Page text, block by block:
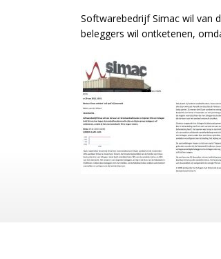
Softwarebedrijf Simac wil van
beleggers wil ontketenen,